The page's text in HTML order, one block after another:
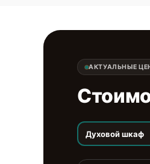
АКТУАЛЬНЫЕ
Духовой шкаф